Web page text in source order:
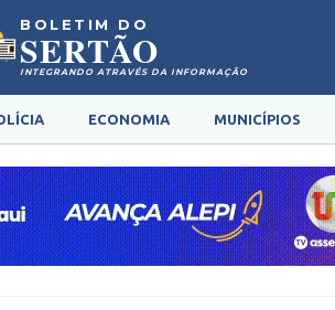
BOLETIM DO
SERTÃO
INTEGRANDO ATRAVÉS DA INFORMAÇÃO
ECONOMIA MUNICÍPIOS